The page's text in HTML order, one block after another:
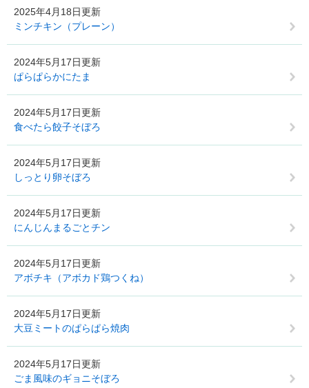
2025年4月18日更新
ミンチキン（プレーン）
2024年5月17日更新
ぱらぱらかにたま
2024年5月17日更新
食べたら餃子そぼろ
2024年5月17日更新
しっとり卵そぼろ
2024年5月17日更新
にんじんまるごとチン
2024年5月17日更新
アボチキ（アボカド鶏つくね）
2024年5月17日更新
大豆ミートのぱらぱら焼肉
2024年5月17日更新
ごま風味のギョニそぼろ